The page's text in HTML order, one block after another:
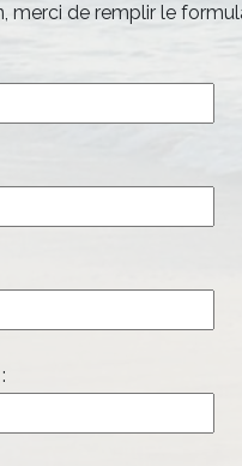
merci de remplir le